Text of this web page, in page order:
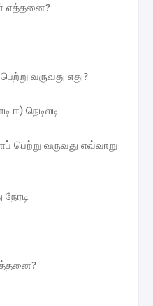
எத்தனை?
வருவது எது?
ஈ) நெடிலடி
பெற்று வருவது எவ்வாறு